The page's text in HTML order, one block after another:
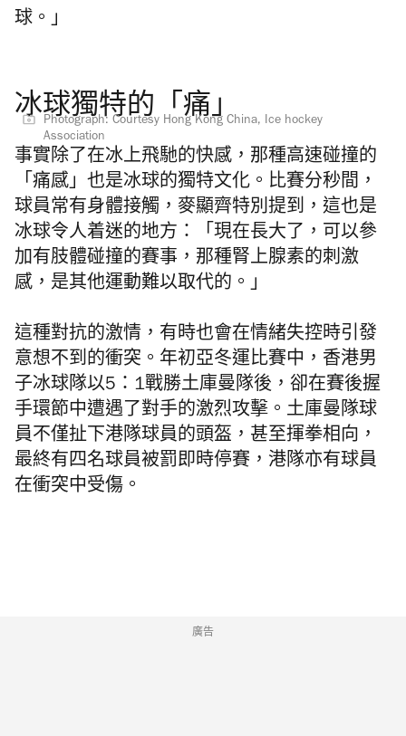
球。」
冰球獨特的「痛」
Photograph: Courtesy Hong Kong China, Ice hockey
Association
事實除了在冰上飛馳的快感，那種高速碰撞的
「痛感」也是冰球的獨特文化。比賽分秒間，
球員常有身體接觸，麥顯齊特別提到，這也是
冰球令人着迷的地方：「現在長大了，可以參
加有肢體碰撞的賽事，那種腎上腺素的刺激
感，是其他運動難以取代的。」
這種對抗的激情，有時也會在情緒失控時引發
意想不到的衝突。年初亞冬運比賽中，香港男
子冰球隊以5：1戰勝土庫曼隊後，卻在賽後握
手環節中遭遇了對手的激烈攻擊。土庫曼隊球
員不僅扯下港隊球員的頭盔，甚至揮拳相向，
最終有四名球員被罰即時停賽，港隊亦有球員
在衝突中受傷。
廣告